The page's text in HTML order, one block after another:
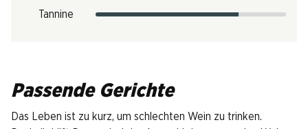
Tannine
Passende Gerichte
Das Leben ist zu kurz, um schlechten Wein zu trinken.